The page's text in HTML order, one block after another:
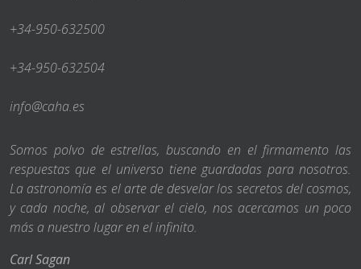
+34-950-632500
+34-950-632504
info@caha.es
Somos polvo de estrellas, buscando en el firmamento las
respuestas que el universo tiene guardadas para nosotros.
La astronomía es el arte de desvelar los secretos del cosmos,
y cada noche, al observar el cielo, nos acercamos un poco
más a nuestro lugar en el infinito.
Carl Sagan